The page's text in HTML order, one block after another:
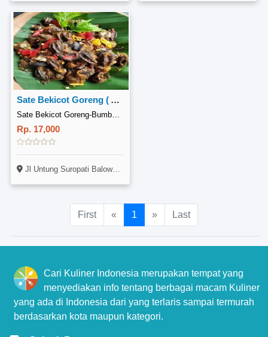
Sate Bekicot Goreng ( A13)
Rp. 17,000
Jl Untung Suropati Balowerti Kota Kediri
First « 1 » Last
Cari Kuliner Indonesia merupakan tempat yang
menyediakan info tentang berbagai macam Kuliner
yang ada di Indonesia dari yang terlaris sampai termurah
berdasarkan kota maupun kategori.